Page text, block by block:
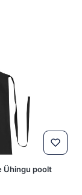
Ühingu poolt